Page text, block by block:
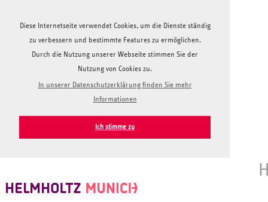
Diese Internetseite verwendet Cookies, um die Dienste ständig
zu verbessern und bestimmte Features zu ermöglichen.
Durch die Nutzung unserer Webseite stimmen Sie der
Nutzung von Cookies zu.
In unserer Datenschutzerklärung finden Sie mehr
Informationen
Ich stimme zu